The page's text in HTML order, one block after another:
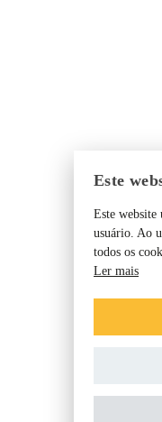
Este
Este website
usuário. Ao
todos os
Ler mais